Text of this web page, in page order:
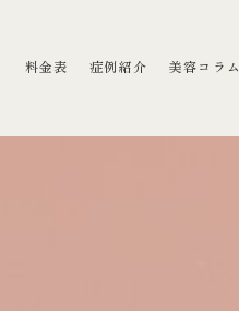
料金表 症例紹介 美容コラム